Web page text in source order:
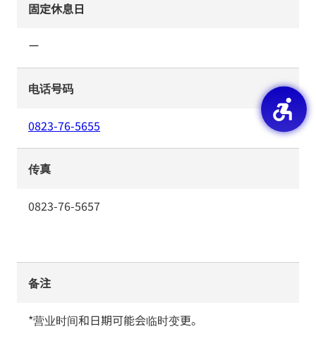
固定休息日
ー
电话号码
0823-76-5655
传真
0823-76-5657
备注
*营业时间和日期可能会临时变更。